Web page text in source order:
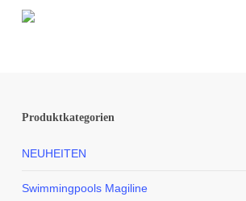
Produktkategorien
NEUHEITEN
Swimmingpools Magiline